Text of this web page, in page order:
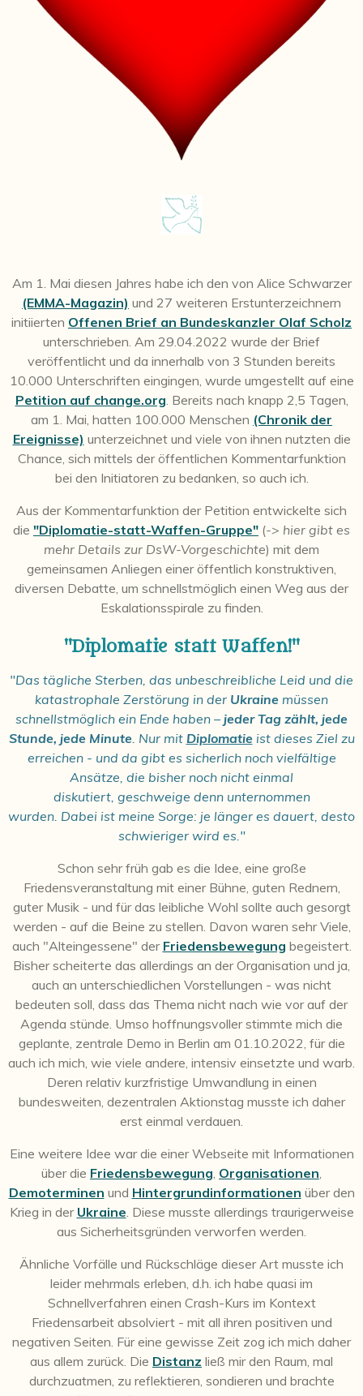
Am 1. Mai diesen Jahres habe ich den von Alice Schwarzer
(EMMA-Magazin) und 27 weiteren Erstunterzeichnern
initiierten Offenen Brief an Bundeskanzler Olaf Scholz
unterschrieben. Am 29.04.2022 wurde der Brief
veröffentlicht und da innerhalb von 3 Stunden bereits
10.000 Unterschriften eingingen, wurde umgestellt auf eine
Petition auf change.org . Bereits nach knapp 2,5 Tagen,
am 1. Mai, hatten 100.000 Menschen (Chronik der
Ereignisse) unterzeichnet und viele von ihnen nutzten die
Chance, sich mittels der öffentlichen Kommentarfunktion
bei den Initiatoren zu bedanken, so auch ich.
Aus der Kommentarfunktion der Petition entwickelte sich
die "Diplomatie-statt-Waffen-Gruppe" (-> hier gibt es
mehr Details zur DsW-Vorgeschichte) mit dem
gemeinsamen Anliegen einer öffentlich konstruktiven,
diversen Debatte, um schnellstmöglich einen Weg aus der
Eskalationsspirale zu finden.
"Diplomatie statt Waffen!"
"Das tägliche Sterben, das unbeschreibliche Leid und die
katastrophale Zerstörung in der Ukraine müssen
schnellstmöglich ein Ende haben – jeder Tag zählt, jede
Stunde, jede Minute. Nur mit Diplomatieist dieses Ziel zu
erreichen - und da gibt es sicherlich noch vielfältige
Ansätze, die bisher noch nicht einmal
diskutiert, geschweige denn unternommen
wurden. Dabei ist meine Sorge: je länger es dauert, desto
schwieriger wird es."
Schon sehr früh gab es die Idee, eine große
Friedensveranstaltung mit einer Bühne, guten Rednern,
guter Musik - und für das leibliche Wohl sollte auch gesorgt
werden - auf die Beine zu stellen. Davon waren sehr Viele,
auch "Alteingessene" der Friedensbewegung begeistert.
Bisher scheiterte das allerdings an der Organisation und ja,
auch an unterschiedlichen Vorstellungen - was nicht
bedeuten soll, dass das Thema nicht nach wie vor auf der
Agenda stünde. Umso hoffnungsvoller stimmte mich die
geplante, zentrale Demo in Berlin am 01.10.2022, für die
auch ich mich, wie viele andere, intensiv einsetzte und warb.
Deren relativ kurzfristige Umwandlung in einen
bundesweiten, dezentralen Aktionstag musste ich daher
erst einmal verdauen.
Eine weitere Idee war die einer Webseite mit Informationen
über die Friedensbewegung Organisationen
Demoterminen und Hintergrundinformationen über den
Krieg in der Ukraine . Diese musste allerdings traurigerweise
aus Sicherheitsgründen verworfen werden.
Ähnliche Vorfälle und Rückschläge dieser Art musste ich
leider mehrmals erleben, d.h. ich habe quasi im
Schnellverfahren einen Crash-Kurs im Kontext
Friedensarbeit absolviert - mit all ihren positiven und
negativen Seiten. Für eine gewisse Zeit zog ich mich daher
aus allem zurück. Die Distanz ließ mir den Raum, mal
durchzuatmen, zu reflektieren, sondieren und brachte